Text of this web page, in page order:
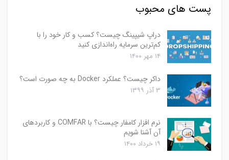
پست های محبوب
دراپ شیپینگ چیست؟ کسب و کار خود را با
کم‌ترین سرمایه راه‌اندازی کنید
۱۴ مهر ۱۴۰۰
داکر چیست؟ عملکرد Docker به چه صورت است؟
۳ آذر ۱۳۹۹
نرم افزار کامفار چیست؟ با COMFAR و کاربردهای
آن آشنا شویم
۱۹ خرداد ۱۴۰۰